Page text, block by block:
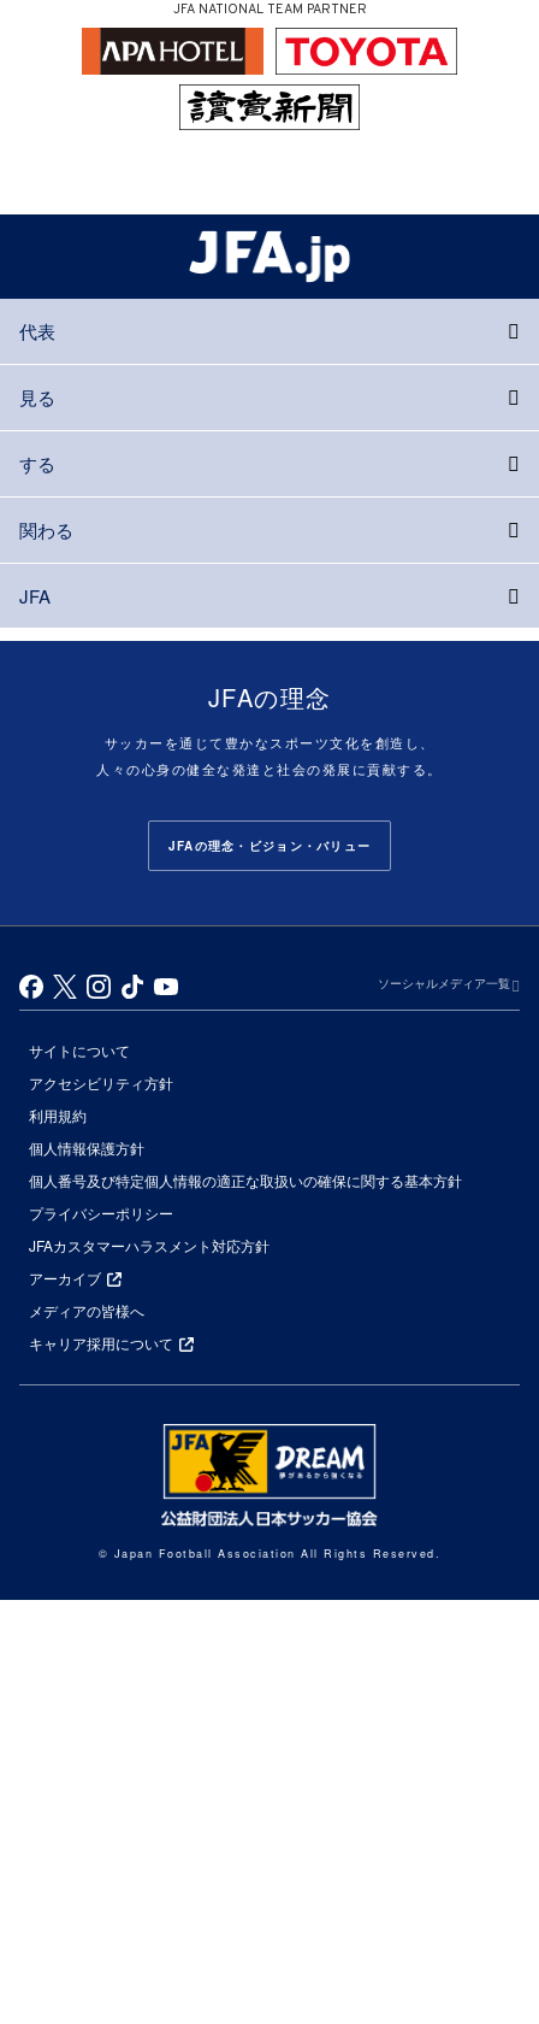
JFA NATIONAL TEAM PARTNER
代表
見る
する
関わる
JFA
JFAの理念
サッカーを通じて豊かなスポーツ文化を創造し、
人々の心身の健全な発達と社会の発展に貢献する。
JFAの理念・ビジョン・バリュー
ソーシャルメディア一覧
サイトについて
アクセシビリティ方針
利用規約
個人情報保護方針
個人番号及び特定個人情報の適正な取扱いの確保に関する基本方針
プライバシーポリシー
JFAカスタマーハラスメント対応方針
アーカイブ
メディアの皆様へ
キャリア採用について
© Japan Football Association All Rights Reserved.